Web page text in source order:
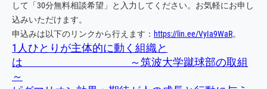
して「30分無料相談希望」と入力してください。お気軽にお申し
込みいただけます。
申込みは以下のリンクから行えます： https://lin.ee/VyIa9WaR。
1人ひとりが主体的に動く組織と
は ～筑波大学蹴球部の取組
～